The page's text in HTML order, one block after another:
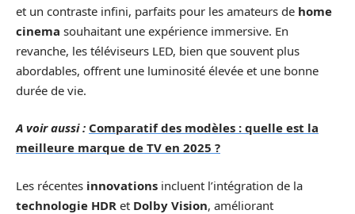
et un contraste infini, parfaits pour les amateurs de home
cinema souhaitant une expérience immersive. En
revanche, les téléviseurs LED, bien que souvent plus
abordables, offrent une luminosité élevée et une bonne
durée de vie.
A voir aussi : Comparatif des modèles : quelle est la
meilleure marque de TV en 2025 ?
Les récentes innovations incluent l’intégration de la
technologie HDR et Dolby Vision, améliorant